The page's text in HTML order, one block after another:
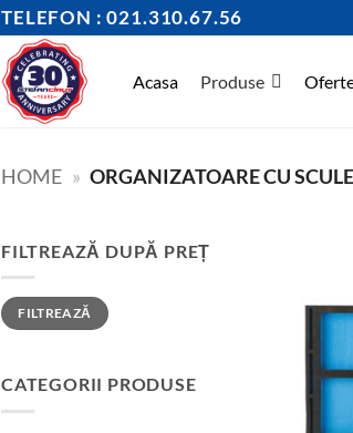
TELEFON : 021.310.67.56
Acasa Produse
HOME » ORGANIZATOARE CU SCULE
FILTREAZĂ DUPĂ PREȚ
Preț
minim
Preț
maxim
FILTREAZĂ
CATEGORII PRODUSE